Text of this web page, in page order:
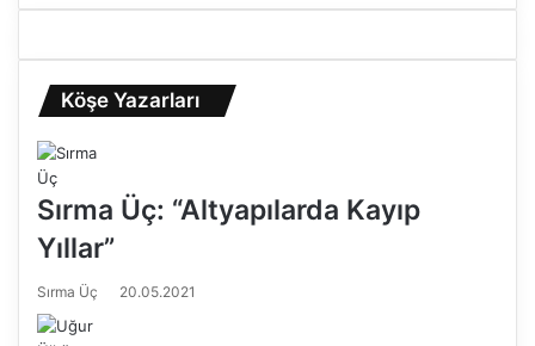
Köşe Yazarları
Sırma Üç: “Altyapılarda Kayıp
Yıllar”
Sırma Üç 20.05.2021